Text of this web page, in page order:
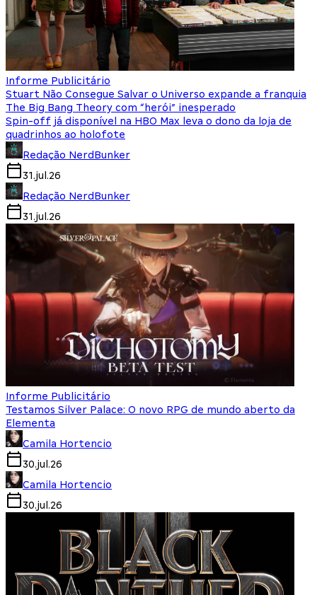
Informe Publicitário
Stuart Não Consegue Salvar o Universo expande a franquia
The Big Bang Theory com “herói” inesperado
Spin-off já disponível na HBO Max leva o dono da loja de
quadrinhos ao holofote
Redação NerdBunker
31.jul.26
Redação NerdBunker
31.jul.26
Informe Publicitário
Testamos Silver Palace: O novo RPG de mundo aberto da
Elementa
Camila Hortencio
30.jul.26
Camila Hortencio
30.jul.26